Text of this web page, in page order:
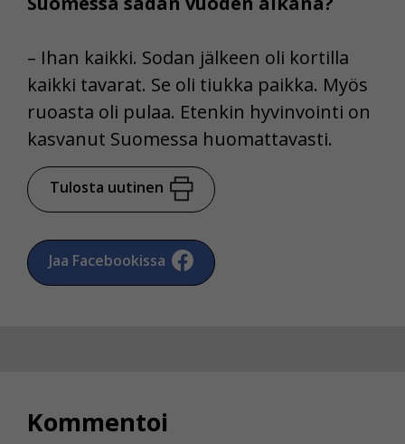
– Ihan kaikki. Sodan jälkeen oli kortilla
kaikki tavarat. Se oli tiukka paikka. Myös
ruoasta oli pulaa. Etenkin hyvinvointi on
kasvanut Suomessa huomattavasti.
Tulosta uutinen
Jaa Facebookissa
Kommentoi